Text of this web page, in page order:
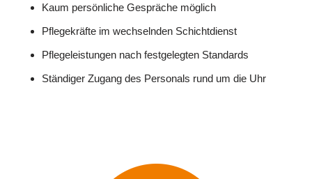
Kaum persönliche Gespräche möglich
Pflegekräfte im wechselnden Schichtdienst
Pflegeleistungen nach festgelegten Standards
Ständiger Zugang des Personals rund um die Uhr